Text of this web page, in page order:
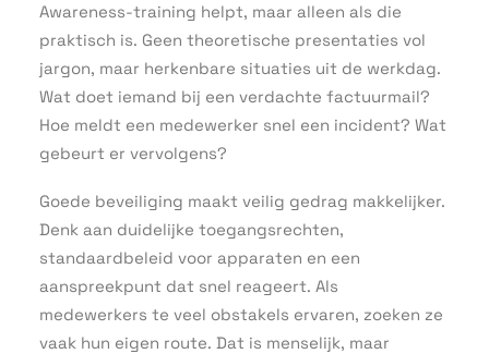
Awareness-training helpt, maar alleen als die
praktisch is. Geen theoretische presentaties vol
jargon, maar herkenbare situaties uit de werkdag.
Wat doet iemand bij een verdachte factuurmail?
Hoe meldt een medewerker snel een incident? Wat
gebeurt er vervolgens?
Goede beveiliging maakt veilig gedrag makkelijker.
Denk aan duidelijke toegangsrechten,
standaardbeleid voor apparaten en een
aanspreekpunt dat snel reageert. Als
medewerkers te veel obstakels ervaren, zoeken ze
vaak hun eigen route. Dat is menselijk, maar